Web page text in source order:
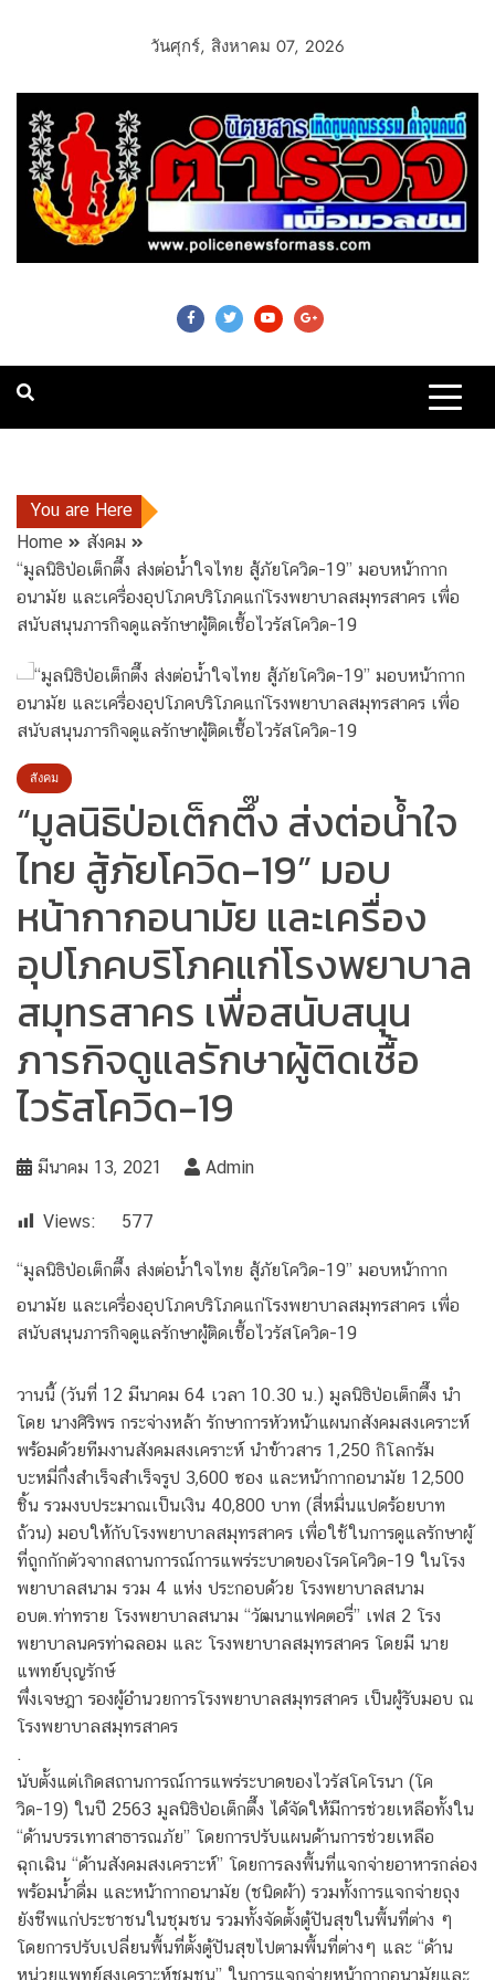
วันศุกร์, สิงหาคม 07, 2026
Police News For
Mass
You are Here
Home
สังคม
“มูลนิธิป่อเต็กตึ๊ง ส่งต่อน้ำใจไทย สู้ภัยโควิด-19” มอบหน้ากาก
อนามัย และเครื่องอุปโภคบริโภคแก่โรงพยาบาลสมุทรสาคร เพื่อ
สนับสนุนภารกิจดูแลรักษาผู้ติดเชื้อไวรัสโควิด-19
สังคม
“มูลนิธิป่อเต็กตึ๊ง ส่งต่อน้ำใจ
ไทย สู้ภัยโควิด-19” มอบ
หน้ากากอนามัย และเครื่อง
อุปโภคบริโภคแก่โรงพยาบาล
สมุทรสาคร เพื่อสนับสนุน
ภารกิจดูแลรักษาผู้ติดเชื้อ
ไวรัสโควิด-19
มีนาคม 13, 2021 Admin
Views: 577
“มูลนิธิป่อเต็กตึ๊ง ส่งต่อน้ำใจไทย สู้ภัยโควิด-19” มอบหน้ากาก
อนามัย และเครื่องอุปโภคบริโภคแก่โรงพยาบาลสมุทรสาคร เพื่อ
สนับสนุนภารกิจดูแลรักษาผู้ติดเชื้อไวรัสโควิด-19
วานนี้ (วันที่ 12 มีนาคม 64 เวลา 10.30 น.) มูลนิธิป่อเต็กตึ๊ง นำ
โดย นางศิริพร กระจ่างหล้า รักษาการหัวหน้าแผนกสังคมสงเคราะห์
พร้อมด้วยทีมงานสังคมสงเคราะห์ นำข้าวสาร 1,250 กิโลกรัม
บะหมี่กึ่งสำเร็จสำเร็จรูป 3,600 ซอง และหน้ากากอนามัย 12,500
ชิ้น รวมงบประมาณเป็นเงิน 40,800 บาท (สี่หมื่นแปดร้อยบาท
ถ้วน) มอบให้กับโรงพยาบาลสมุทรสาคร เพื่อใช้ในการดูแลรักษาผู้
ที่ถูกกักตัวจากสถานการณ์การแพร่ระบาดของโรคโควิด-19 ในโรง
พยาบาลสนาม รวม 4 แห่ง ประกอบด้วย โรงพยาบาลสนาม
อบต.ท่าทราย โรงพยาบาลสนาม “วัฒนาแฟคตอรี่” เฟส 2 โรง
พยาบาลนครท่าฉลอม และ โรงพยาบาลสมุทรสาคร โดยมี นาย
แพทย์บุญรักษ์
พึ่งเจษฎา รองผู้อำนวยการโรงพยาบาลสมุทรสาคร เป็นผู้รับมอบ ณ
โรงพยาบาลสมุทรสาคร
.
นับตั้งแต่เกิดสถานการณ์การแพร่ระบาดของไวรัสโคโรนา (โค
วิด-19) ในปี 2563 มูลนิธิป่อเต็กตึ๊ง ได้จัดให้มีการช่วยเหลือทั้งใน
“ด้านบรรเทาสาธารณภัย” โดยการปรับแผนด้านการช่วยเหลือ
ฉุกเฉิน “ด้านสังคมสงเคราะห์” โดยการลงพื้นที่แจกจ่ายอาหารกล่อง
พร้อมน้ำดื่ม และหน้ากากอนามัย (ชนิดผ้า) รวมทั้งการแจกจ่ายถุง
ยังชีพแก่ประชาชนในชุมชน รวมทั้งจัดตั้งตู้ปันสุขในพื้นที่ต่าง ๆ
โดยการปรับเปลี่ยนพื้นที่ตั้งตู้ปันสุขไปตามพื้นที่ต่างๆ และ “ด้าน
หน่วยแพทย์สงเคราะห์ชุมชน” ในการแจกจ่ายหน้ากากอนามัยและ